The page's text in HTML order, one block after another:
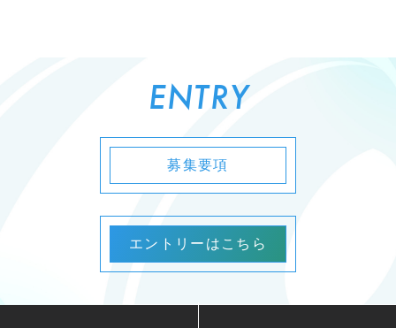
ENTRY
募集要項
エントリーはこちら